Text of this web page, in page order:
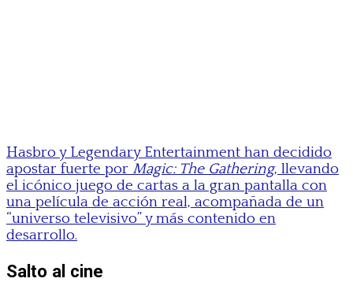
Hasbro y Legendary Entertainment han decidido
apostar fuerte por Magic: The Gathering, llevando
el icónico juego de cartas a la gran pantalla con
una película de acción real, acompañada de un
“universo televisivo” y más contenido en
desarrollo.
Salto al cine